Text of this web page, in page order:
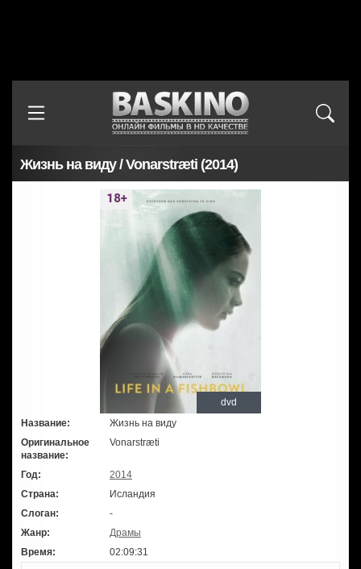
Жизнь на виду / Vonarstræti (2014)
dvd
Название:
Жизнь на виду
Оригинальное
название:
Vonarstræti
Год:
2014
Страна:
Исландия
Слоган:
-
Жанр:
Драмы
Время:
02:09:31